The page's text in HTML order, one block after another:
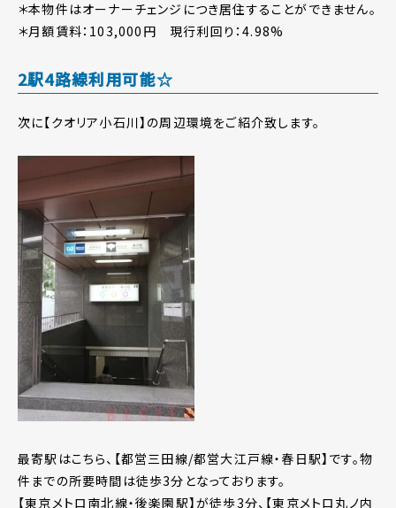
＊本物件はオーナーチェンジにつき居住することができません。
＊月額賃料：103,000円 現行利回り：4.98%
2駅4路線利用可能☆
次に【クオリア小石川】の周辺環境をご紹介致します。
最寄駅はこちら、【都営三田線/都営大江戸線・春日駅】です。物
件までの所要時間は徒歩3分となっております。
【東京メトロ南北線・後楽園駅】が徒歩3分、【東京メトロ丸ノ内